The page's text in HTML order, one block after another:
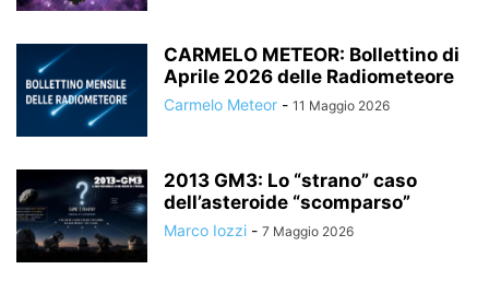
CARMELO METEOR: Bollettino di
Aprile 2026 delle Radiometeore
Carmelo Meteor - 11 Maggio 2026
2013 GM3: Lo “strano” caso
dell’asteroide “scomparso”
Marco Iozzi - 7 Maggio 2026